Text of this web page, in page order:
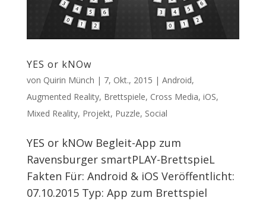
YES or kNOw
von Quirin Münch | 7, Okt., 2015 | Android,
Augmented Reality, Brettspiele, Cross Media, iOS,
Mixed Reality, Projekt, Puzzle, Social
YES or kNOw Begleit-App zum
Ravensburger smartPLAY-BrettspieL
Fakten Für: Android & iOS Veröffentlicht:
07.10.2015 Typ: App zum Brettspiel